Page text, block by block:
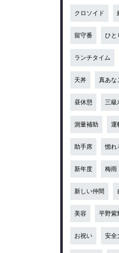
クロソイド
留守番 ひと
ランチタイム
天丼 真あな
昼休憩 三級
測量補助 運
助手席 惚れ
新年度 梅雨
新しい仲間
美容 平野紫
お祝い 安全